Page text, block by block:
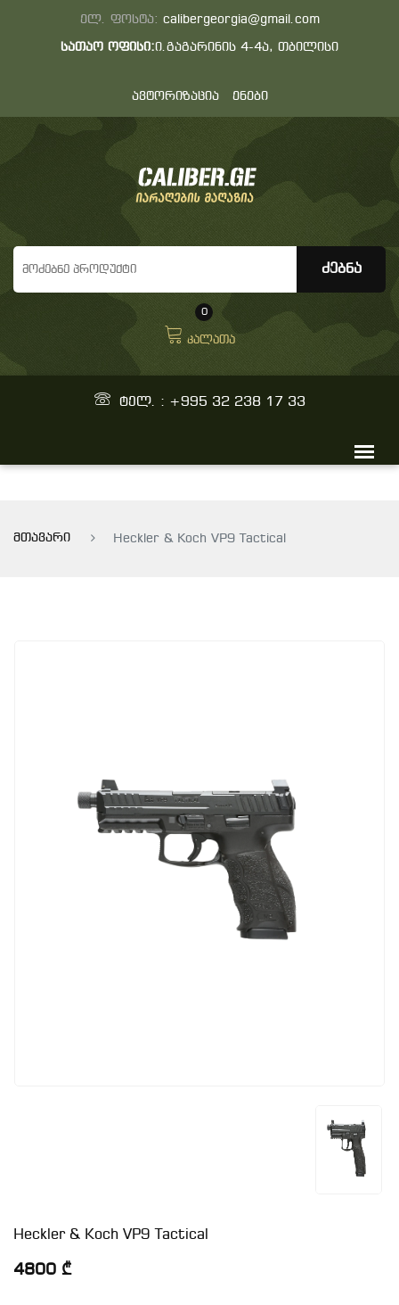
ელ. ფოსტა: calibergeorgia@gmail.com
სათაო ოფისი:ი.გაგარინის 4-4ა, თბილისი
ავტორიზაცია ენები
0
კალათა
ტელ. : +995 32 238 17 33
მთავარი Heckler & Koch VP9 Tactical
Heckler & Koch VP9 Tactical
4800 ₾